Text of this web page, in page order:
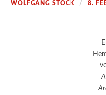
WOLFGANG STOCK 8.